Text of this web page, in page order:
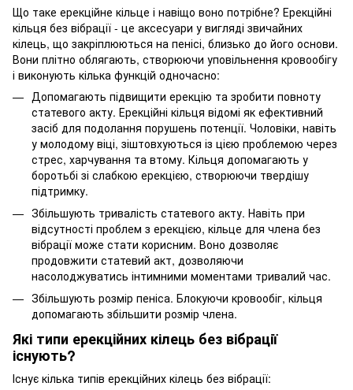
Що таке ерекційне кільце і навіщо воно потрібне? Ерекційні
кільця без вібрації - це аксесуари у вигляді звичайних
кілець, що закріплюються на пенісі, близько до його основи.
Вони плітно облягають, створюючи уповільнення кровообігу
і виконують кілька функцій одночасно:
Допомагають підвищити ерекцію та зробити повноту
статевого акту. Ерекційні кільця відомі як ефективний
засіб для подолання порушень потенції. Чоловіки, навіть
у молодому віці, зіштовхуються із цією проблемою через
стрес, харчування та втому. Кільця допомагають у
боротьбі зі слабкою ерекцією, створюючи твердішу
підтримку.
Збільшують тривалість статевого акту. Навіть при
відсутності проблем з ерекцією, кільце для члена без
вібрації може стати корисним. Воно дозволяє
продовжити статевий акт, дозволяючи
насолоджуватись інтимними моментами тривалий час.
Збільшують розмір пеніса. Блокуючи кровообіг, кільця
допомагають збільшити розмір члена.
Які типи ерекційних кілець без вібрації
існують?
Існує кілька типів ерекційних кілець без вібрації: